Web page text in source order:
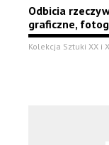
Odbicia
graficzne,
Kolekcja Sztuki XX i